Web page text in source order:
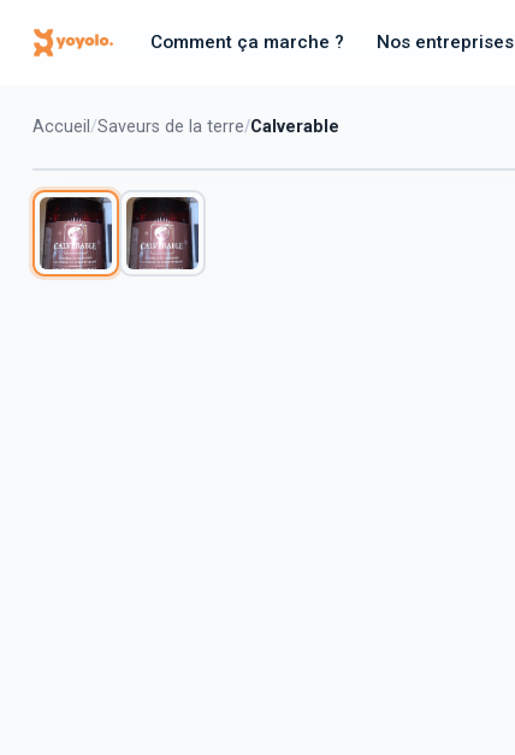
Comment ça marche ? Nos entreprises
Accueil Saveurs de la terre Calverable